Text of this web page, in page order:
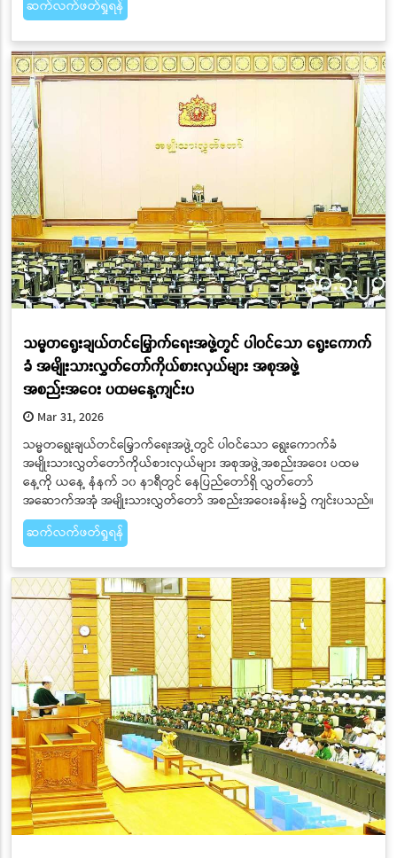
ဆက်လက်ဖတ်ရှုရန်
သမ္မတရွေးချယ်တင်မြှောက်ရေးအဖွဲ့တွင် ပါဝင်သော ရွေးကောက်
ခံ အမျိုးသားလွှတ်တော်ကိုယ်စားလှယ်များ အစုအဖွဲ့
အစည်းအဝေး ပထမနေ့ကျင်းပ
Mar 31, 2026
သမ္မတရွေးချယ်တင်မြှောက်ရေးအဖွဲ့တွင် ပါဝင်သော ရွေးကောက်ခံ
အမျိုးသားလွှတ်တော်ကိုယ်စားလှယ်များ အစုအဖွဲ့အစည်းအဝေး ပထမ
နေ့ကို ယနေ့ နံနက် ၁၀ နာရီတွင် နေပြည်တော်ရှိ လွှတ်တော်
အဆောက်အအုံ အမျိုးသားလွှတ်တော် အစည်းအဝေးခန်းမ၌ ကျင်းပသည်။
ဆက်လက်ဖတ်ရှုရန်